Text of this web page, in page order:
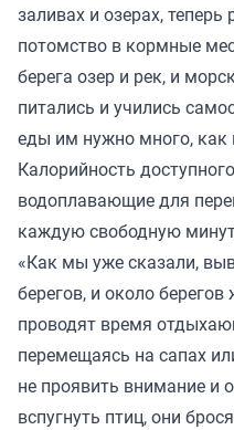
заливах и озерах, теперь
потомство в кормные
берега озер и рек, и
питались и учились
еды им нужно много, как
Калорийность
водоплавающие для
каждую свободную
«Как мы уже сказали,
берегов, и около
проводят время
перемещаясь на сапах
не проявить внимание и
вспугнуть птиц, они